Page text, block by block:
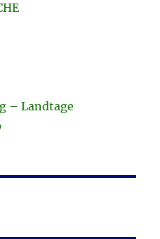
– Landtage